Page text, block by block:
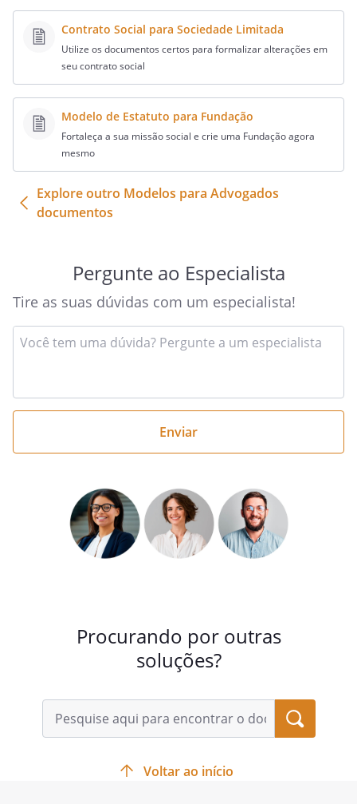
Contrato Social para Sociedade Limitada
Utilize os documentos certos para formalizar alterações em
seu contrato social
Modelo de Estatuto para Fundação
Fortaleça a sua missão social e crie uma Fundação agora
mesmo
Explore outro Modelos para Advogados
documentos
Pergunte ao Especialista
Tire as suas dúvidas com um especialista!
sua
pergunta
Procurando por outras
soluções?
Voltar ao início